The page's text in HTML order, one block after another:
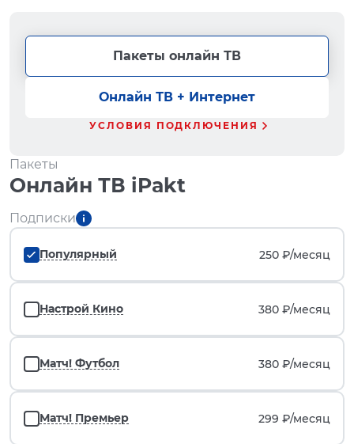
Пакеты онлайн ТВ
Онлайн ТВ + Интернет
УСЛОВИЯ ПОДКЛЮЧЕНИЯ
Пакеты
Онлайн ТВ iPakt
Подписки
Популярный 250 ₽/месяц
Настрой Кино 380 ₽/месяц
Матч! Футбол 380 ₽/месяц
Матч! Премьер 299 ₽/месяц